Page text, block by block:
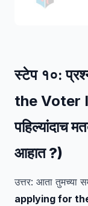
स्टेप १०:
the Voter
पहिल्यांदाच
आहात ?)
उत्तर: आता तुमच्या
applying for